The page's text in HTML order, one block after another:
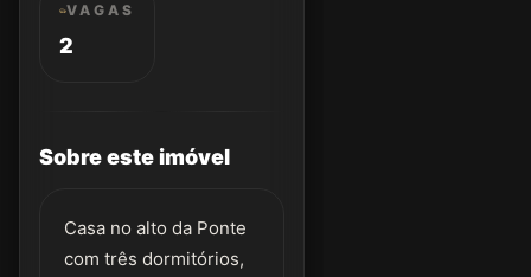
VAGAS
2
Sobre este imóvel
Casa no alto da Ponte
com três dormitórios,